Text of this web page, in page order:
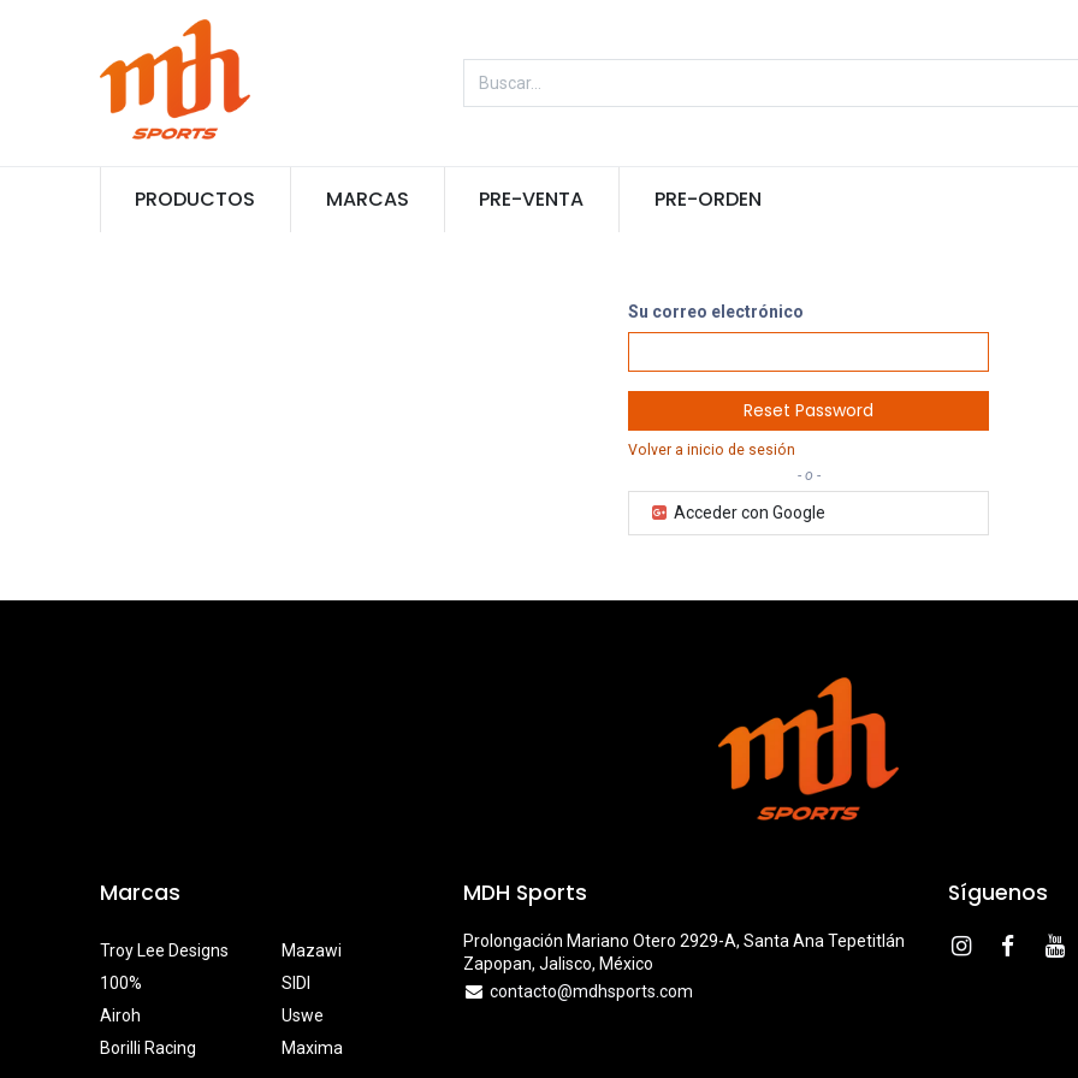
PRODUCTOS MARCAS PRE-VENTA PRE-ORDEN
Su correo electrónico
Reset Password
Volver a inicio de sesión
- o -
Acceder con Google
Marcas
Troy Lee Designs
100%
Airoh
Borilli Racing
Mazawi
SIDI
Uswe
Maxima
MDH Sports
Prolongación Mariano Otero 2929-A, Santa Ana Tepetitlán
Zapopan, Jalisco, México
contacto@mdhsports.com
Síguenos